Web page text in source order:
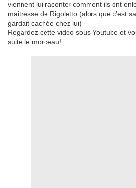
viennent lui raconter comment ils ont
maitresse de Rigoletto (alors que c'est
gardait cachée chez lui)
Regardez cette vidéo sous Youtube et
suite le morceau!